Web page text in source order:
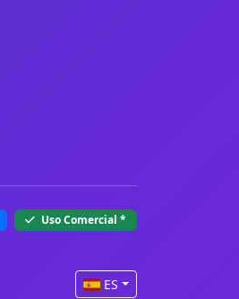
Uso Comercial *
ES